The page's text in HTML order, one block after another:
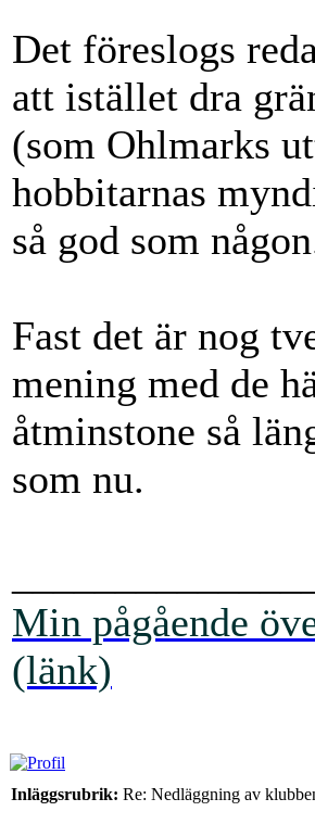
Det föreslogs
att istället dra
(som Ohlmarks
hobbitarnas
så god som
Fast det är nog
mening med de
åtminstone så
som nu.
Min pågående
(länk)
Inläggsrubrik: Re: Nedläggning av